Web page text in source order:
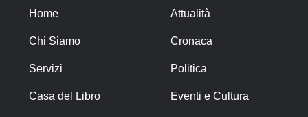
Home
Chi Siamo
Servizi
Casa del Libro
Attualità
Cronaca
Politica
Eventi e Cultura